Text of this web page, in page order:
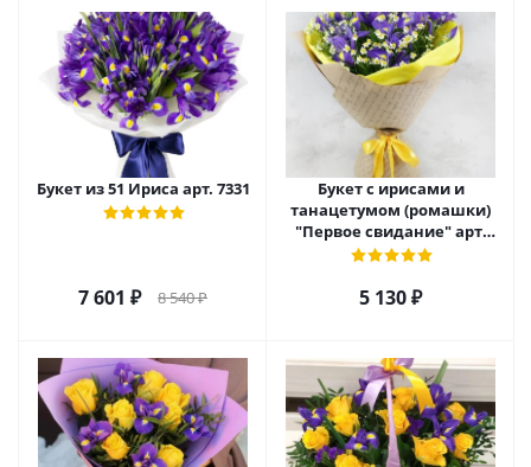
Букет из 51 Ириса арт. 7331
7 601 ₽ 8 540₽
Букет с ирисами и
танацетумом (ромашки)
"Первое свидание" арт.
36295
5 130₽